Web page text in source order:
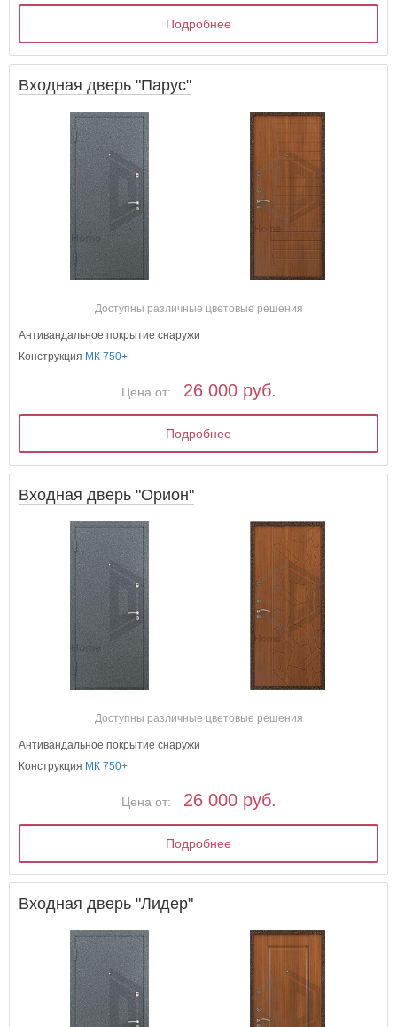
Подробнее
Входная дверь "Парус"
Доступны различные цветовые решения
Антивандальное покрытие снаружи
Конструкция МК 750+
Цена от: 26 000 руб.
Подробнее
Входная дверь "Орион"
Доступны различные цветовые решения
Антивандальное покрытие снаружи
Конструкция МК 750+
Цена от: 26 000 руб.
Подробнее
Входная дверь "Лидер"